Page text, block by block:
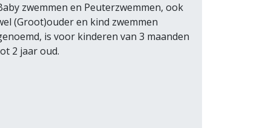
zwemmen en Peuterzwemmen, ook
(Groot)ouder en kind zwemmen
is voor kinderen van 3 maanden
2 jaar oud.